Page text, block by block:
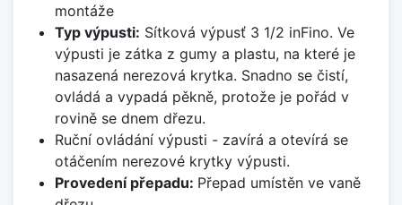
montáže
Typ výpusti: Sítková výpusť 3 1/2 inFino. Ve
výpusti je zátka z gumy a plastu, na které je
nasazená nerezová krytka. Snadno se čistí,
ovládá a vypadá pěkně, protože je pořád v
rovině se dnem dřezu.
Ruční ovládání výpusti - zavírá a otevírá se
otáčením nerezové krytky výpusti.
Provedení přepadu: Přepad umístěn ve vaně